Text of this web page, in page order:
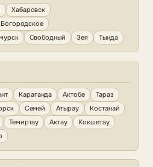
Хабаровск
Богородское
Свободный Зея Тында
Караганда Актобе
Тараз
Семей Атырау
Костанай
Темиртау Актау
Кокшетау